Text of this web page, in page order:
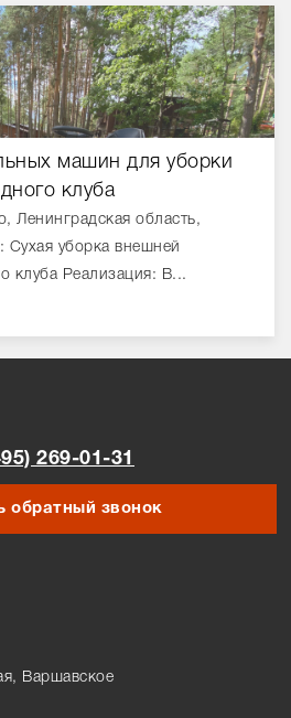
машин для уборки
клуба
Ленинградская область,
Сухая уборка внешней
клуба Реализация: В...
269-01-31
обратный звонок
Варшавское